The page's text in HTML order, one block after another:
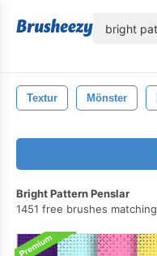
Textur Mönster
Bright Pattern Penslar
1451 free brushes matching